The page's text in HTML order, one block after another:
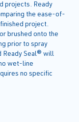
projects. Ready
the ease-of-
project.
brushed onto the
prior to spray
Ready Seal® will
wet-line
no specific